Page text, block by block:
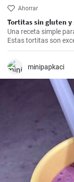
Ahorrar
Tortitas sin gluten y
Una receta simple
Estas tortitas son
gluten o la lactosa.
minipapkaci